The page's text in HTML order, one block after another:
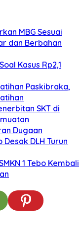
MBG Sesuai
dan Berbahan
Kasus Rp2,1
Paskibraka,
SKT di
Dugaan
DLH Turun
1 Tebo Kembali